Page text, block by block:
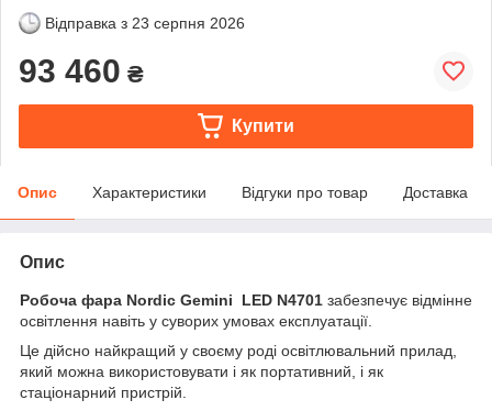
Відправка з 23 серпня 2026
93 460 ₴
Купити
Опис Характеристики Відгуки про товар Доставка
Опис
Робоча фара Nordic Gemini LED N4701 забезпечує відмінне
освітлення навіть у суворих умовах експлуатації.
Це дійсно найкращий у своєму роді освітлювальний прилад,
який можна використовувати і як портативний, і як
стаціонарний пристрій.